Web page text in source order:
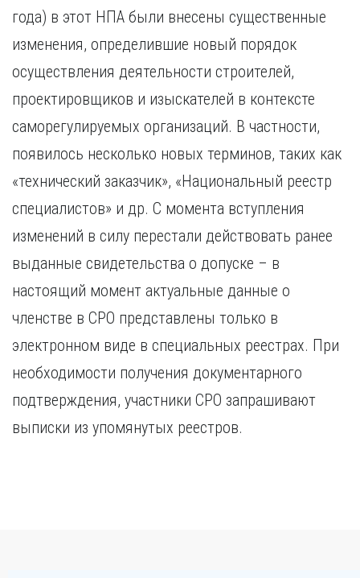
года) в этот НПА были внесены существенные
изменения, определившие новый порядок
осуществления деятельности строителей,
проектировщиков и изыскателей в контексте
саморегулируемых организаций. В частности,
появилось несколько новых терминов, таких как
«технический заказчик», «Национальный реестр
специалистов» и др. С момента вступления
изменений в силу перестали действовать ранее
выданные свидетельства о допуске – в
настоящий момент актуальные данные о
членстве в СРО представлены только в
электронном виде в специальных реестрах. При
необходимости получения документарного
подтверждения, участники СРО запрашивают
выписки из упомянутых реестров.